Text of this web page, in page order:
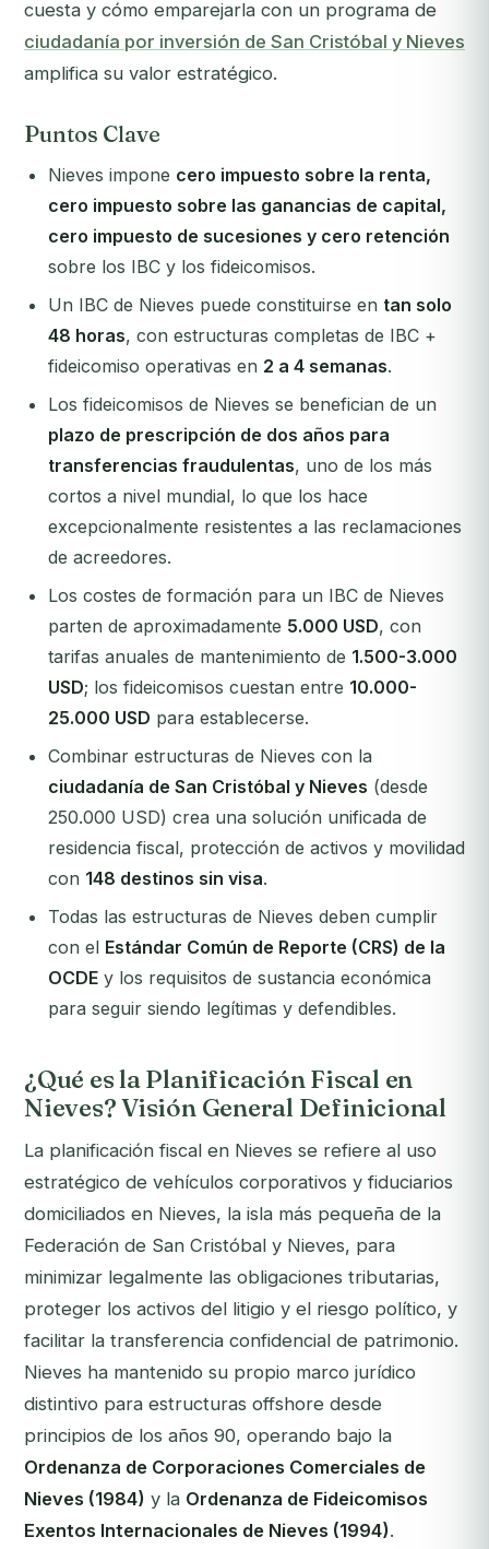
cuesta y cómo emparejarla con un programa de
ciudadanía por inversión de San Cristóbal y Nieves
amplifica su valor estratégico.
Puntos Clave
Nieves impone cero impuesto sobre la renta,
cero impuesto sobre las ganancias de capital,
cero impuesto de sucesiones y cero retención
sobre los IBC y los fideicomisos.
Un IBC de Nieves puede constituirse en tan solo
48 horas, con estructuras completas de IBC +
fideicomiso operativas en 2 a 4 semanas.
Los fideicomisos de Nieves se benefician de un
plazo de prescripción de dos años para
transferencias fraudulentas, uno de los más
cortos a nivel mundial, lo que los hace
excepcionalmente resistentes a las reclamaciones
de acreedores.
Los costes de formación para un IBC de Nieves
parten de aproximadamente 5.000 USD, con
tarifas anuales de mantenimiento de 1.500-3.000
USD; los fideicomisos cuestan entre 10.000-
25.000 USD para establecerse.
Combinar estructuras de Nieves con la
ciudadanía de San Cristóbal y Nieves (desde
250.000 USD) crea una solución unificada de
residencia fiscal, protección de activos y movilidad
con 148 destinos sin visa.
Todas las estructuras de Nieves deben cumplir
con el Estándar Común de Reporte (CRS) de la
OCDE y los requisitos de sustancia económica
para seguir siendo legítimas y defendibles.
¿Qué es la Planificación Fiscal en
Nieves? Visión General Definicional
La planificación fiscal en Nieves se refiere al uso
estratégico de vehículos corporativos y fiduciarios
domiciliados en Nieves, la isla más pequeña de la
Federación de San Cristóbal y Nieves, para
minimizar legalmente las obligaciones tributarias,
proteger los activos del litigio y el riesgo político, y
facilitar la transferencia confidencial de patrimonio.
Nieves ha mantenido su propio marco jurídico
distintivo para estructuras offshore desde
principios de los años 90, operando bajo la
Ordenanza de Corporaciones Comerciales de
Nieves (1984) y la Ordenanza de Fideicomisos
Exentos Internacionales de Nieves (1994).